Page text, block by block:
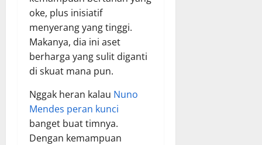
oke, plus inisiatif
menyerang yang tinggi.
Makanya, dia ini aset
berharga yang sulit diganti
di skuat mana pun.
Nggak heran kalau Nuno
Mendes peran kunci
banget buat timnya.
Dengan kemampuan